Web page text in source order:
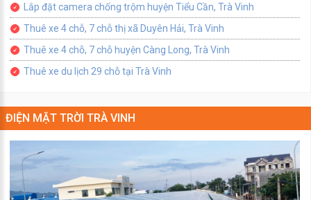
Lắp đặt camera chống trộm huyện Tiểu Cần, Trà Vinh
Thuê xe 4 chỗ, 7 chỗ thị xã Duyên Hải, Trà Vinh
Thuê xe 4 chỗ, 7 chỗ huyện Càng Long, Trà Vinh
Thuê xe du lịch 29 chỗ tại Trà Vinh
ĐIỆN MẶT TRỜI TRÀ VINH